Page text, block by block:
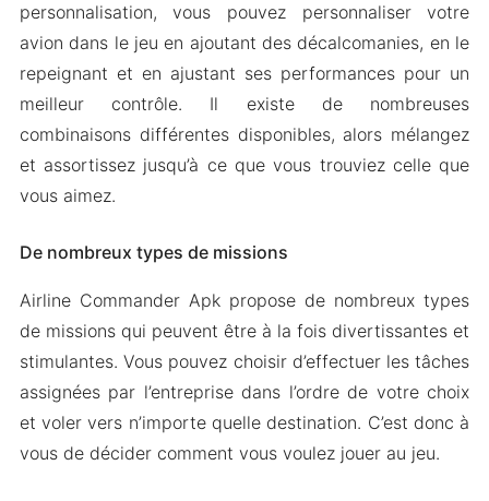
personnalisation, vous pouvez personnaliser votre
avion dans le jeu en ajoutant des décalcomanies, en le
repeignant et en ajustant ses performances pour un
meilleur contrôle. Il existe de nombreuses
combinaisons différentes disponibles, alors mélangez
et assortissez jusqu’à ce que vous trouviez celle que
vous aimez.
De nombreux types de missions
Airline Commander Apk propose de nombreux types
de missions qui peuvent être à la fois divertissantes et
stimulantes. Vous pouvez choisir d’effectuer les tâches
assignées par l’entreprise dans l’ordre de votre choix
et voler vers n’importe quelle destination. C’est donc à
vous de décider comment vous voulez jouer au jeu.